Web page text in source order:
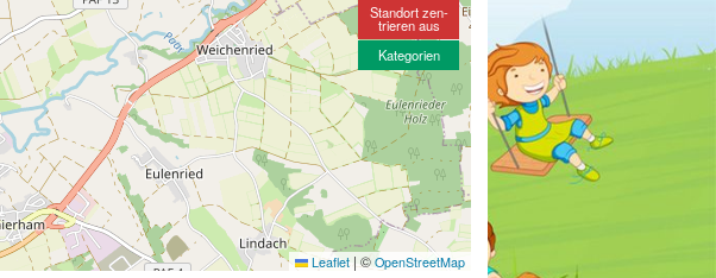
Leaflet | © OpenStreetMap
Standort zen-
trieren aus
Kategorien